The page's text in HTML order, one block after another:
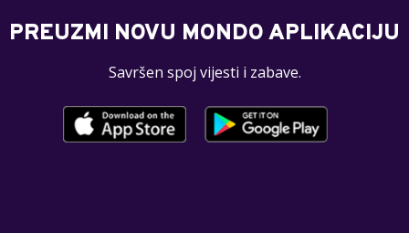
PREUZMI NOVU MONDO APLIKACIJU
Savršen spoj vijesti i zabave.